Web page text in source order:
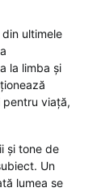
ultimele
la limba și
viață,
și tone de
Un
lumea se